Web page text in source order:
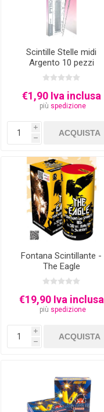
Scintille Stelle midi
Argento 10 pezzi
€1,90 Iva inclusa
più spedizione
i
h
Fontana Scintillante -
The Eagle
€19,90 Iva inclusa
più spedizione
i
h